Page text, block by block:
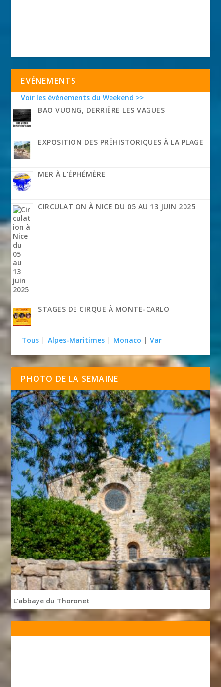
EVÉNEMENTS
Voir les événements du Weekend >>
BAO VUONG, DERRIÈRE LES VAGUES
EXPOSITION DES PRÉHISTORIQUES À LA PLAGE
MER À L’ÉPHÉMÈRE
CIRCULATION À NICE DU 05 AU 13 JUIN 2025
STAGES DE CIRQUE À MONTE-CARLO
Tous | Alpes-Maritimes | Monaco | Var
PHOTO DE LA SEMAINE
L'abbaye du Thoronet